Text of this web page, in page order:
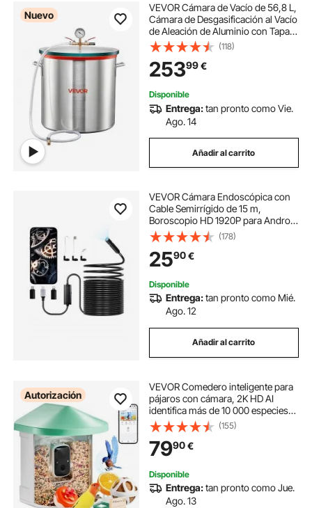
Nuevo
VEVOR Cámara de Vacío de 56,8 L,
Cámara de Desgasificación al Vacío
de Aleación de Aluminio con Tapa
de Vidrio Templado, Manguera,
Filtro de Aire, para Fundición de
Resina, Estabilización de Madera
(118)
25399€
Disponible
Entrega:tan pronto como Vie.
Ago. 14
Añadir al carrito
VEVOR Cámara Endoscópica con
Cable Semirrígido de 15 m,
Boroscopio HD 1920P para Android
e iOS, con Luz, 8 LED, Zoom 2X,
Impermeable IP67, para
Automóviles y Plomería, 15000 x 24
x 12 mm, Negro
(178)
2590€
Disponible
Entrega:tan pronto como Mié.
Ago. 12
Añadir al carrito
Autorización
VEVOR Comedero inteligente para
pájaros con cámara, 2K HD AI
identifica más de 10 000 especies
de aves, cámara de observación de
aves con energía solar con captura
automática y notificación
instantánea, regalo ideal para
exteriores inalámbrico para
amantes de las aves (verde)
(155)
7990€
Disponible
Entrega:tan pronto como Jue.
Ago. 13